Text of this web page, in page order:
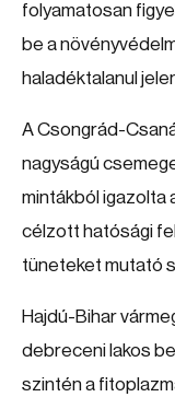
folyamatosan
be a
haladéktalanul
A Csongrád-
nagyságú
mintákból igazolta
célzott hatósági
tüneteket mutató
Hajdú-Bihar
debreceni lakos
szintén a